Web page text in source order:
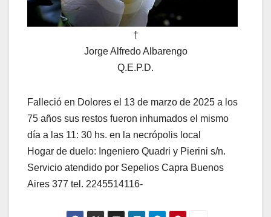
†
Jorge Alfredo Albarengo
Q.E.P.D.
Falleció en Dolores el 13 de marzo de 2025 a los
75 años sus restos fueron inhumados el mismo
día a las 11: 30 hs. en la necrópolis local
Hogar de duelo: Ingeniero Quadri y Pierini s/n.
Servicio atendido por Sepelios Capra Buenos
Aires 377 tel. 2245514116-